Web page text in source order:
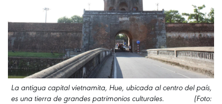
La antigua capital vietnamita, Hue, ubicada al centro del país,
es una tierra de grandes patrimonios culturales. (Foto: